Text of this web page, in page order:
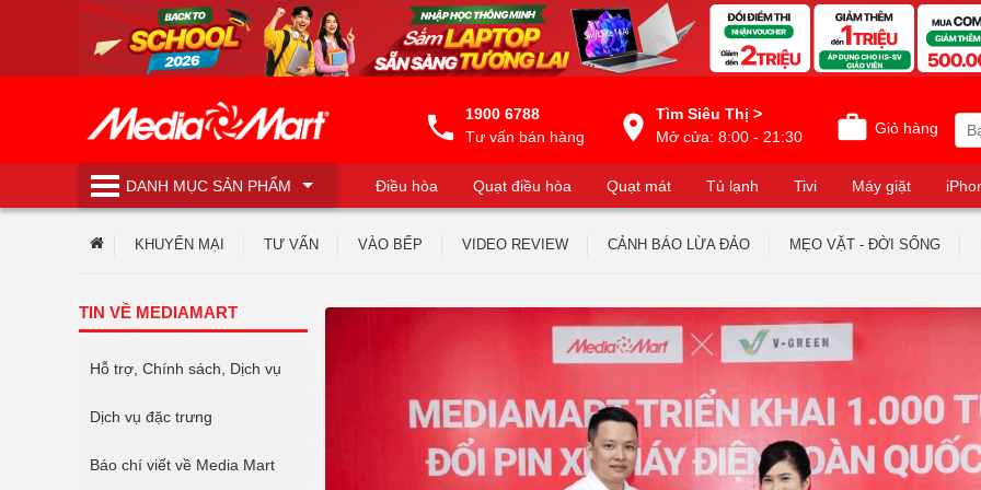
1900 6788
Tư vấn bán hàng
Tìm Siêu Thị >
Mở cửa: 8:00 - 21:30
Giỏ hàng
DANH MỤCSẢN PHẨM Điều hòa Quạt điều hòa Quạt mát Tủ lạnh Tivi Máy giặt
Máy lọc nước
KHUYẾN MẠI TƯ VẤN VÀO BẾP VIDEO REVIEW CẢNH BÁO LỪA ĐẢO MẸO VẶT - ĐỜI SỐNG
TIN VỀ MEDIAMART
Hỗ trợ, Chính sách, Dịch vụ
Dịch vụ đặc trưng
Báo chí viết về Media Mart